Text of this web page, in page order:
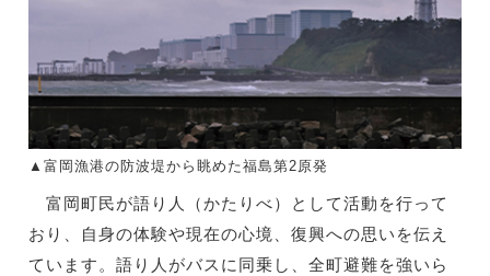
▲富岡漁港の防波堤から眺めた福島第2原発
富岡町民が語り人（かたりべ）として活動を行って
おり、自身の体験や現在の心境、復興への思いを伝え
ています。語り人がバスに同乗し、全町避難を強いら